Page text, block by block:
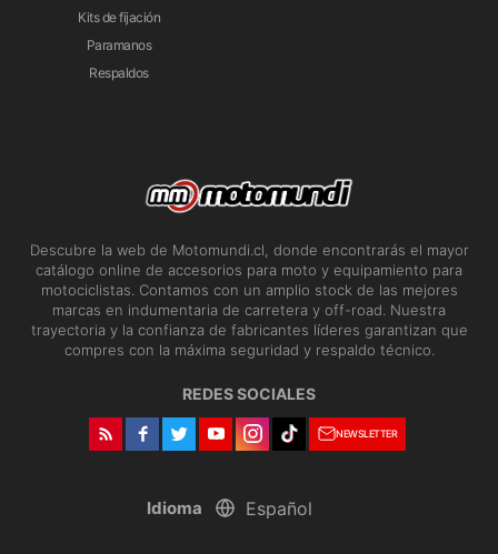
Kits de fijación
Paramanos
Respaldos
Descubre la web de Motomundi.cl, donde encontrarás el mayor
catálogo online de accesorios para moto y equipamiento para
motociclistas. Contamos con un amplio stock de las mejores
marcas en indumentaria de carretera y off-road. Nuestra
trayectoria y la confianza de fabricantes líderes garantizan que
compres con la máxima seguridad y respaldo técnico.
REDES SOCIALES
NEWSLETTER
Idioma